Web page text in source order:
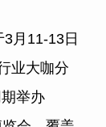
3月11-13日
业大咖分
举办